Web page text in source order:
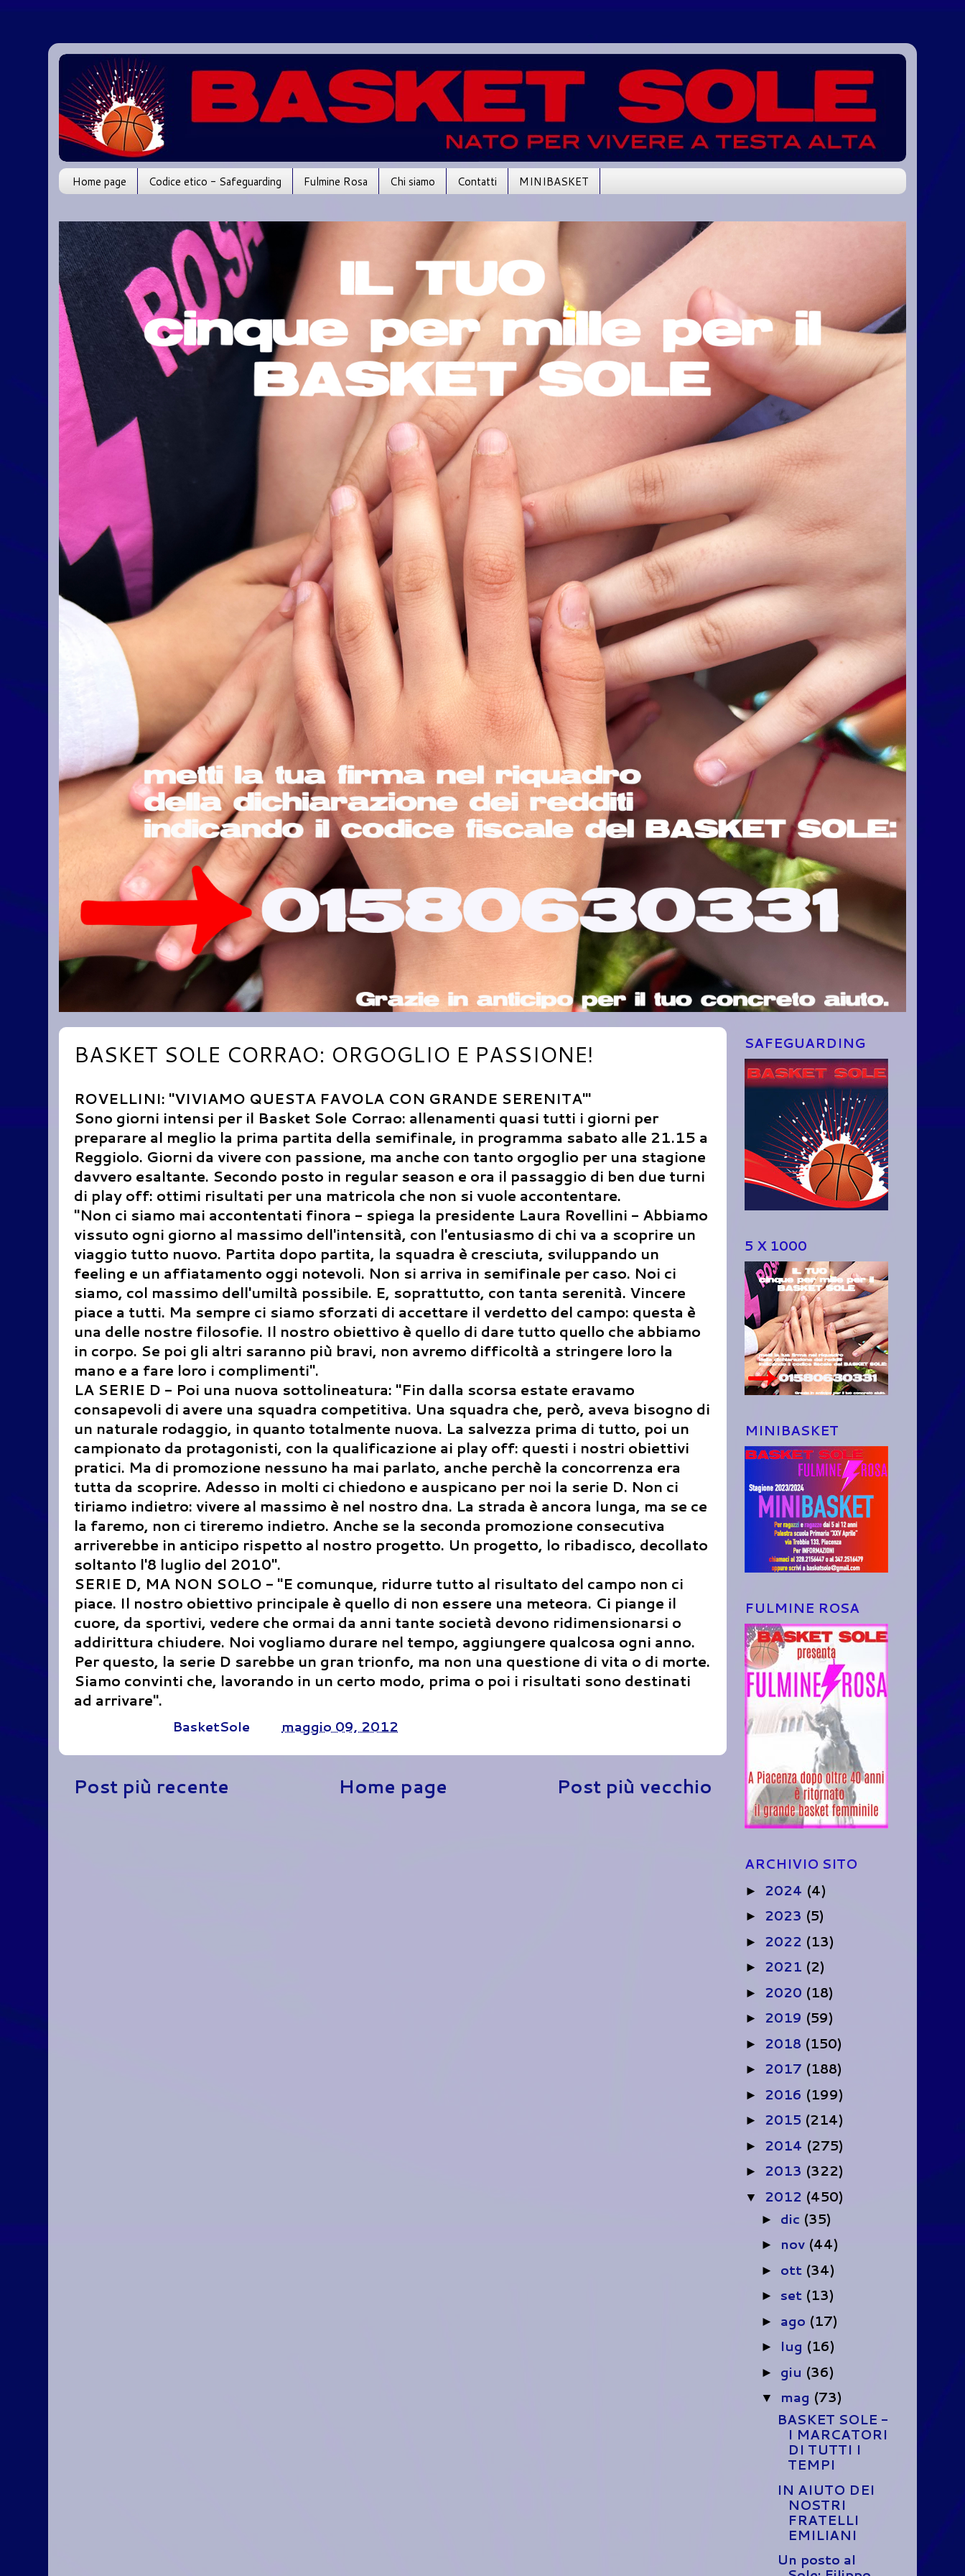
Home page Codice etico - Safeguarding Fulmine Rosa Chi siamo Contatti MINIBASKET
BASKET SOLE CORRAO: ORGOGLIO E PASSIONE!
ROVELLINI: "VIVIAMO QUESTA FAVOLA CON GRANDE SERENITA'"
Sono giorni intensi per il Basket Sole Corrao: allenamenti quasi tutti i giorni per
preparare al meglio la prima partita della semifinale, in programma sabato alle 21.15 a
Reggiolo. Giorni da vivere con passione, ma anche con tanto orgoglio per una stagione
davvero esaltante. Secondo posto in regular season e ora il passaggio di ben due turni
di play off: ottimi risultati per una matricola che non si vuole accontentare.
"Non ci siamo mai accontentati finora - spiega la presidente Laura Rovellini - Abbiamo
vissuto ogni giorno al massimo dell'intensità, con l'entusiasmo di chi va a scoprire un
viaggio tutto nuovo. Partita dopo partita, la squadra è cresciuta, sviluppando un
feeling e un affiatamento oggi notevoli. Non si arriva in semifinale per caso. Noi ci
siamo, col massimo dell'umiltà possibile. E, soprattutto, con tanta serenità. Vincere
piace a tutti. Ma sempre ci siamo sforzati di accettare il verdetto del campo: questa è
una delle nostre filosofie. Il nostro obiettivo è quello di dare tutto quello che abbiamo
in corpo. Se poi gli altri saranno più bravi, non avremo difficoltà a stringere loro la
mano e a fare loro i complimenti".
LA SERIE D - Poi una nuova sottolineatura: "Fin dalla scorsa estate eravamo
consapevoli di avere una squadra competitiva. Una squadra che, però, aveva bisogno di
un naturale rodaggio, in quanto totalmente nuova. La salvezza prima di tutto, poi un
campionato da protagonisti, con la qualificazione ai play off: questi i nostri obiettivi
pratici. Ma di promozione nessuno ha mai parlato, anche perchè la concorrenza era
tutta da scoprire. Adesso in molti ci chiedono e auspicano per noi la serie D. Non ci
tiriamo indietro: vivere al massimo è nel nostro dna. La strada è ancora lunga, ma se ce
la faremo, non ci tireremo indietro. Anche se la seconda promozione consecutiva
arriverebbe in anticipo rispetto al nostro progetto. Un progetto, lo ribadisco, decollato
soltanto l'8 luglio del 2010".
SERIE D, MA NON SOLO - "E comunque, ridurre tutto al risultato del campo non ci
piace. Il nostro obiettivo principale è quello di non essere una meteora. Ci piange il
cuore, da sportivi, vedere che ormai da anni tante società devono ridimensionarsi o
addirittura chiudere. Noi vogliamo durare nel tempo, aggiungere qualcosa ogni anno.
Per questo, la serie D sarebbe un gran trionfo, ma non una questione di vita o di morte.
Siamo convinti che, lavorando in un certo modo, prima o poi i risultati sono destinati
ad arrivare".
BasketSole maggio 09, 2012
Post più recente Post più vecchio
Home page
SAFEGUARDING
5 X 1000
MINIBASKET
FULMINE ROSA
ARCHIVIO SITO
► 2024 (4)
► 2023 (5)
► 2022 (13)
► 2021 (2)
► 2020 (18)
► 2019 (59)
► 2018 (150)
► 2017 (188)
► 2016 (199)
► 2015 (214)
► 2014 (275)
► 2013 (322)
▼ 2012 (450)
► dic (35)
► nov (44)
► ott (34)
► set (13)
► ago (17)
► lug (16)
► giu (36)
▼ mag (73)
BASKET SOLE -
I MARCATORI
DI TUTTI I
TEMPI
IN AIUTO DEI
NOSTRI
FRATELLI
EMILIANI
Un posto al